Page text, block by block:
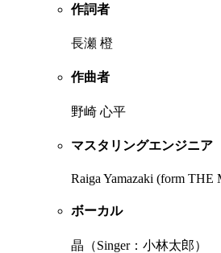
作詞者
長瀬 橙
作曲者
野崎 心平
マスタリングエンジニア
Raiga Yamazaki (form THE
ボーカル
晶（Singer：小林太郎）